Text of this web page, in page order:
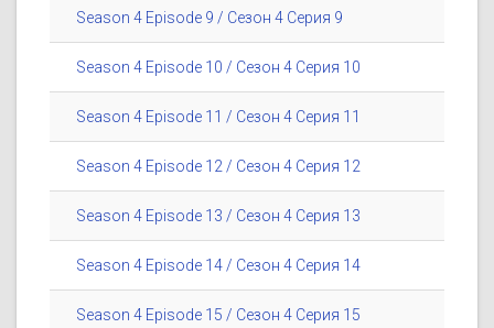
Season 4 Episode 9 / Сезон 4 Серия 9
Season 4 Episode 10 / Сезон 4 Серия 10
Season 4 Episode 11 / Сезон 4 Серия 11
Season 4 Episode 12 / Сезон 4 Серия 12
Season 4 Episode 13 / Сезон 4 Серия 13
Season 4 Episode 14 / Сезон 4 Серия 14
Season 4 Episode 15 / Сезон 4 Серия 15